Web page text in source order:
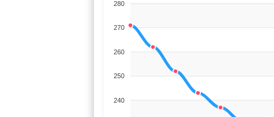
280
270
260
250
240